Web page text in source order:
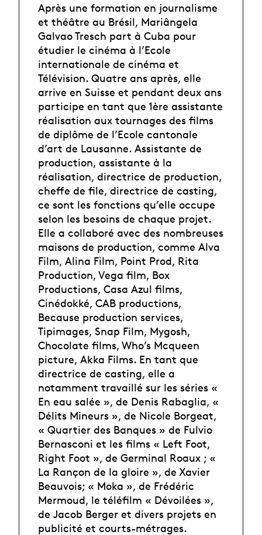
Après une formation en journalisme
et théâtre au Brésil, Mariângela
Galvao Tresch part à Cuba pour
étudier le cinéma à l’Ecole
internationale de cinéma et
Télévision. Quatre ans après, elle
arrive en Suisse et pendant deux ans
participe en tant que 1ère assistante
réalisation aux tournages des films
de diplôme de l’Ecole cantonale
d’art de Lausanne. Assistante de
production, assistante à la
réalisation, directrice de production,
cheffe de file, directrice de casting,
ce sont les fonctions qu’elle occupe
selon les besoins de chaque projet.
Elle a collaboré avec des nombreuses
maisons de production, comme Alva
Film, Alina Film, Point Prod, Rita
Production, Vega film, Box
Productions, Casa Azul films,
Cinédokké, CAB productions,
Because production services,
Tipimages, Snap Film, Mygosh,
Chocolate films, Who’s Mcqueen
picture, Akka Films. En tant que
directrice de casting, elle a
notamment travaillé sur les séries «
En eau salée », de Denis Rabaglia, «
Délits Mineurs », de Nicole Borgeat,
« Quartier des Banques » de Fulvio
Bernasconi et les films « Left Foot,
Right Foot », de Germinal Roaux ; «
La Rançon de la gloire », de Xavier
Beauvois; « Moka », de Frédéric
Mermoud, le téléfilm « Dévoilées »,
de Jacob Berger et divers projets en
publicité et courts-métrages.